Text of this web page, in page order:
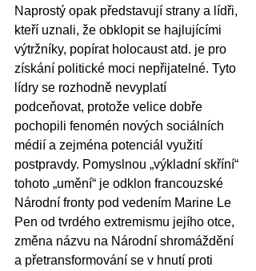
Naprostý opak představují strany a lídři,
kteří uznali, že obklopit se hajlujícími
výtržníky, popírat holocaust atd. je pro
získání politické moci nepřijatelné. Tyto
lídry se rozhodně nevyplatí
podceňovat, protože velice dobře
pochopili fenomén nových sociálních
médií a zejména potenciál využití
postpravdy. Pomyslnou „výkladní skříní“
tohoto „umění“ je odklon francouzské
Národní fronty pod vedením Marine Le
Pen od tvrdého extremismu jejího otce,
změna názvu na Národní shromáždění
a přetransformování se v hnutí proti